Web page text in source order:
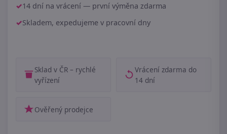
14 dní na vrácení — první výměna zdarma
Skladem, expedujeme v pracovní dny
Sklad v ČR – rychlé
vyřízení
Vrácení zdarma do
14 dní
Ověřený prodejce